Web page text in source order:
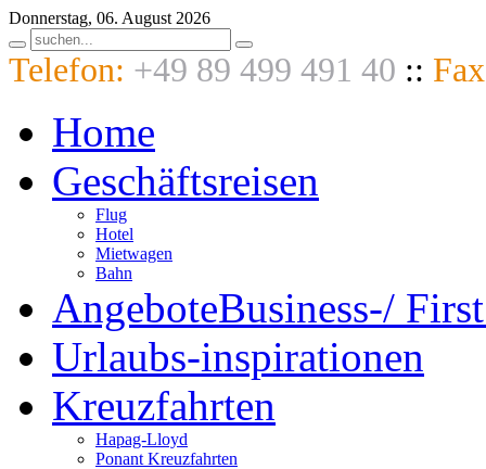
Donnerstag, 06. August 2026
Telefon: +49 89 499 491 40 ::
Home
Geschäftsreisen
Flug
Hotel
Mietwagen
Bahn
AngeboteBusiness-/
Urlaubs-inspirationen
Kreuzfahrten
Hapag-Lloyd
Ponant Kreuzfahrten